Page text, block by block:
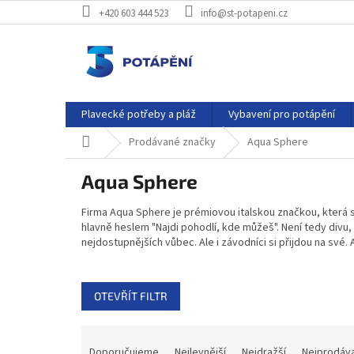
na
+420 603 444 523 info@st-potapeni.cz
Plavecké potřeby a pláž Vybavení pro potápění
Domů Prodávané značky Aqua Sphere
Aqua Sphere
Firma Aqua Sphere je prémiovou italskou značkou,
hlavně heslem "Najdi pohodlí, kde můžeš". Není tedy
nejdostupnějších vůbec. Ale i závodníci si přijdou na své.
OTEVŘÍT FILTR